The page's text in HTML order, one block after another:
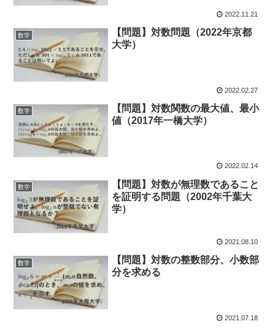
2022.11.21
数学
【問題】対数問題（2022年京都
大学）
2022.02.27
数学
【問題】対数関数の最大値、最小
値（2017年一橋大学）
2022.02.14
数学
【問題】対数が無理数であること
を証明する問題（2002年千葉大
学）
2021.08.10
数学
【問題】対数の整数部分、小数部
分を求める
2021.07.18